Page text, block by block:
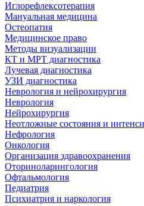
Иглорефлексотерапия
Мануальная медицина
Остеопатия
Медицинское право
Методы визуализации
КТ и МРТ диагностика
Лучевая диагностика
УЗИ диагностика
Неврология и нейрохирургия
Неврология
Нейрохирургия
Неотложные состояния и
Нефрология
Онкология
Организация здравоохранения
Оториноларингология
Офтальмология
Педиатрия
Психиатрия и наркология